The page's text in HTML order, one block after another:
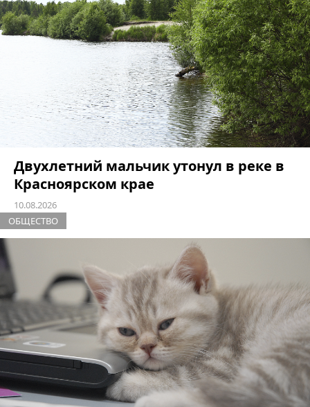
Двухлетний мальчик утонул в реке в
Красноярском крае
10.08.2026
ОБЩЕСТВО